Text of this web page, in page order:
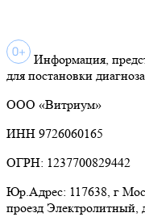
Информация,
для постановки
ООО «Витриум»
ИНН 9726060165
ОГРН: 1237700829442
Юр.Адрес: 117638, г
проезд Электролитный,